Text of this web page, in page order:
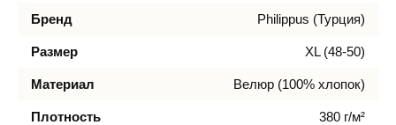
Бренд Philippus (Турция)
Размер XL (48-50)
Материал Велюр (100% хлопок)
Плотность 380 г/м²